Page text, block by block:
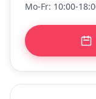
Mo-Fr: 10:00-